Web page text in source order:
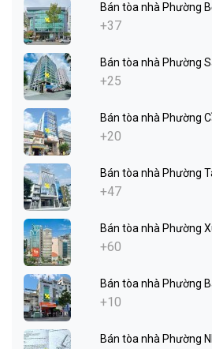
Bán tòa nhà Phường
+37
Bán tòa nhà Phường
+25
Bán tòa nhà Phường
+20
Bán tòa nhà Phường
+47
Bán tòa nhà Phường
+60
Bán tòa nhà Phường
+10
Bán tòa nhà Phường